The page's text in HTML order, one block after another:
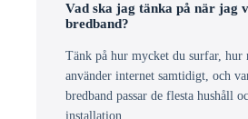
Vad ska jag tänka på när jag
bredband?
Tänk på hur mycket du surfar, hur
använder internet samtidigt, och
bredband passar de flesta hushåll
installation.